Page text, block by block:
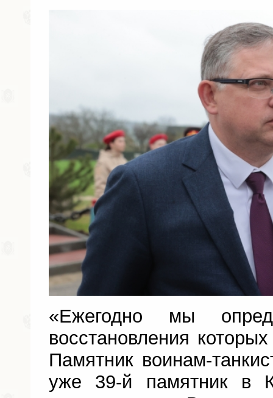
«Ежегодно мы
восстановления
Памятник воинам-
уже 39-й памятник в